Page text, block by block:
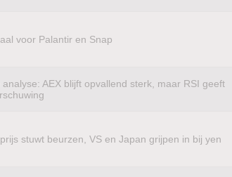
voor Palantir en Snap
analyse: AEX blijft opvallend sterk, maar RSI geeft
stuwt beurzen, VS en Japan grijpen in bij yen